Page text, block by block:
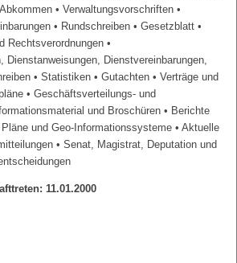
• Verwaltungsvorschriften •
• Rundschreiben • Gesetzblatt •
Rechtsverordnungen •
Dienstanweisungen, Dienstvereinbarungen,
• Statistiken • Gutachten • Verträge und
• Geschäftsverteilungs- und
und Broschüren • Berichte
und Geo-Informationssysteme • Aktuelle
• Senat, Magistrat, Deputation und
11.01.2000